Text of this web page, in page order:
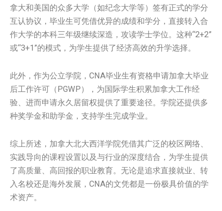
拿大和美国的众多大学（如纪念大学等）签有正式的学分
互认协议，毕业生可凭借优异的成绩和学分，直接转入合
作大学的本科三年级继续深造，攻读学士学位。这种“2+2”
或“3+1”的模式，为学生提供了经济高效的升学选择。
此外，作为公立学院，CNA毕业生有资格申请加拿大毕业
后工作许可（PGWP），为国际学生积累加拿大工作经
验、进而申请永久居留权提供了重要途径。学院还提供多
种奖学金和助学金，支持学生完成学业。
综上所述，加拿大北大西洋学院凭借其广泛的校区网络、
实践导向的课程设置以及与行业的深度结合，为学生提供
了高质量、高回报的职业教育。无论是追求直接就业、转
入名校还是海外发展，CNA的文凭都是一份极具价值的学
术资产。